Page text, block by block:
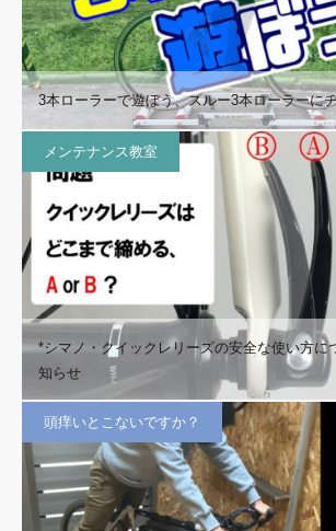
3本ローラーで遊ぼう、スルー3本ローラーに
メンテナンス教室
*シマノ・クイックレリーズの安全な使い方に
知らせ
頭痒いとこないですか？